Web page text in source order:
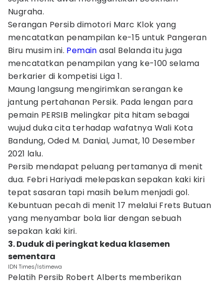
Nugraha.
Serangan Persib dimotori Marc Klok yang
mencatatkan penampilan ke-15 untuk Pangeran
Biru musim ini. Pemain asal Belanda itu juga
mencatatkan penampilan yang ke-100 selama
berkarier di kompetisi Liga 1.
Maung langsung mengirimkan serangan ke
jantung pertahanan Persik. Pada lengan para
pemain PERSIB melingkar pita hitam sebagai
wujud duka cita terhadap wafatnya Wali Kota
Bandung, Oded M. Danial, Jumat, 10 Desember
2021 lalu.
Persib mendapat peluang pertamanya di menit
dua. Febri Hariyadi melepaskan sepakan kaki kiri
tepat sasaran tapi masih belum menjadi gol.
Kebuntuan pecah di menit 17 melalui Frets Butuan
yang menyambar bola liar dengan sebuah
sepakan kaki kiri.
3. Duduk di peringkat kedua klasemen
sementara
IDN Times/Istimewa
Pelatih Persib Robert Alberts memberikan